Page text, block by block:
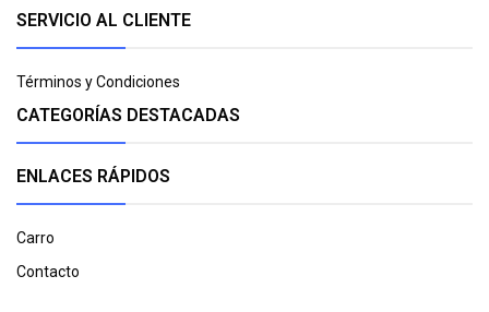
SERVICIO AL CLIENTE
Términos y Condiciones
CATEGORÍAS DESTACADAS
ENLACES RÁPIDOS
Carro
Contacto